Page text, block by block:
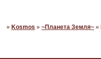
» Kosmos »~Планета Земля~ »